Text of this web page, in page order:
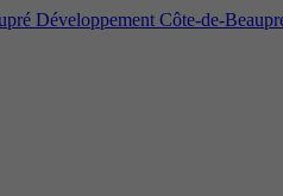
Développement Côte-de-